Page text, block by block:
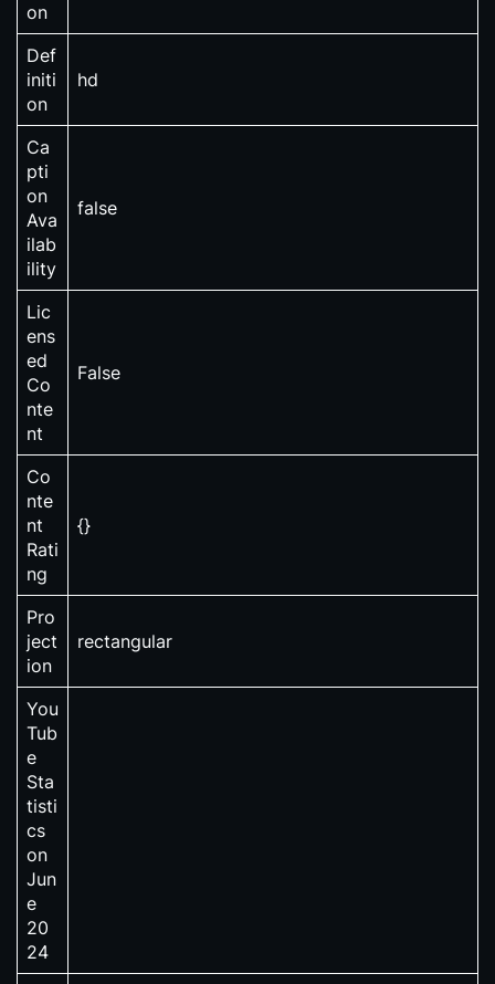
on
Def
initi
on
hd
Ca
pti
on
Ava
ilab
ility
false
Lic
ens
ed
Co
nte
nt
False
Co
nte
nt
Rati
ng
{}
Pro
ject
ion
rectangular
You
Tub
e
Sta
tisti
cs
on
Jun
e
20
24